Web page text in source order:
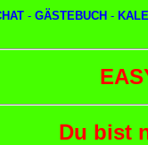
- GÄSTEBUCH -
Du bist